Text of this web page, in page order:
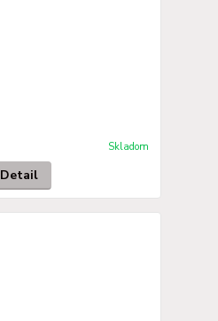
Skladom
Detail